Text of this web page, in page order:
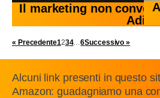
Il marketing non
Adidas
« Precedente1234…6Successivo »
Alcuni link presenti in questo
Amazon: guadagniamo una